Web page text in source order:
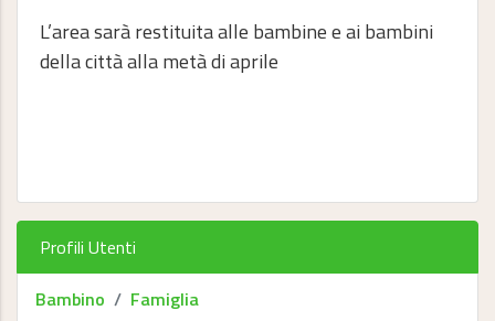
L’area sarà restituita alle bambine e ai bambini
della città alla metà di aprile
Profili Utenti
Bambino
Famiglia